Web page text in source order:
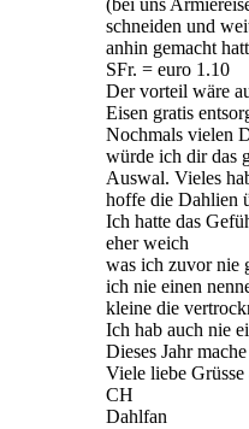
(bei uns
schneiden und
anhin gemacht
SFr. = euro 1.10
Der vorteil wäre
Eisen gratis
Nochmals vielen
würde ich dir das
Auswal. Vieles
hoffe die Dahlien
Ich hatte das
eher weich
was ich zuvor nie
ich nie einen
kleine die
Ich hab auch nie
Dieses Jahr
Viele liebe
CH
Dahlfan